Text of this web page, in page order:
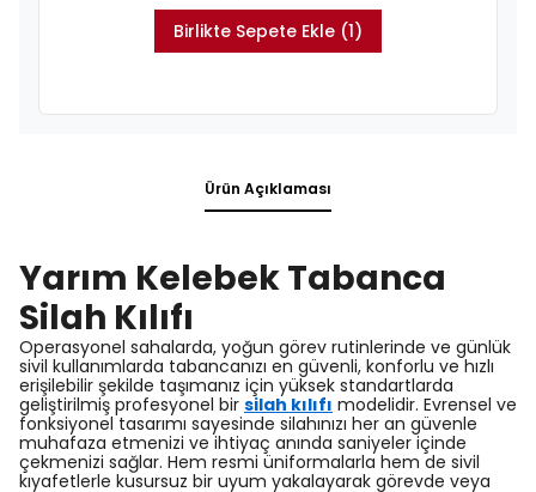
Birlikte Sepete Ekle (1)
Ürün Açıklaması
Yarım Kelebek Tabanca
Silah Kılıfı
Operasyonel sahalarda, yoğun görev rutinlerinde ve günlük
sivil kullanımlarda tabancanızı en güvenli, konforlu ve hızlı
erişilebilir şekilde taşımanız için yüksek standartlarda
geliştirilmiş profesyonel bir silah kılıfı modelidir. Evrensel ve
fonksiyonel tasarımı sayesinde silahınızı her an güvenle
muhafaza etmenizi ve ihtiyaç anında saniyeler içinde
çekmenizi sağlar. Hem resmi üniformalarla hem de sivil
kıyafetlerle kusursuz bir uyum yakalayarak görevde veya